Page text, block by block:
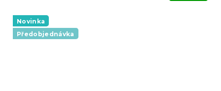
Novinka
Předobjednávka